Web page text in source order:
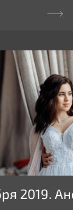
2019.